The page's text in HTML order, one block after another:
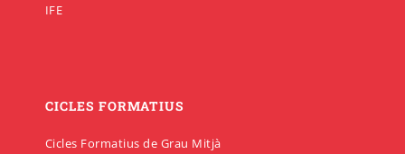
IFE
CICLES FORMATIUS
Cicles Formatius de Grau Mitjà